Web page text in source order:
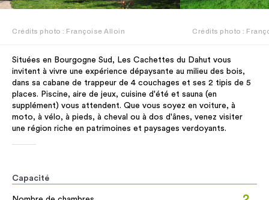
Crédits photo : Françoise Alloin Crédits photo :
Situées en Bourgogne Sud, Les Cachettes du Dahut vous
invitent à vivre une expérience dépaysante au milieu des bois,
dans sa cabane de trappeur de 4 couchages et ses 2 tipis de 5
places. Piscine, aire de jeux, cuisine d'été et sauna (en
supplément) vous attendent. Que vous soyez en voiture, à
moto, à vélo, à pieds, à cheval ou à dos d'ânes, venez visiter
une région riche en patrimoines et paysages verdoyants.
Capacité